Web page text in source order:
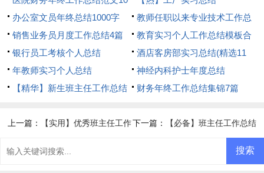
篇办公室文员年终总结1000字
教师任职以来专业技术工作总
结
销售业务员月度工作总结4篇
教育实习个人工作总结模板合
集6篇
银行员工考核个人总结
酒店客房部实习总结(精选11
篇)
年教师实习个人总结
神经内科护士年度总结
【精华】新生班主任工作总结
财务年终工作总结集锦7篇
上一篇：
【实用】优秀班主任工作下一篇：
【必备】班主任工作总结